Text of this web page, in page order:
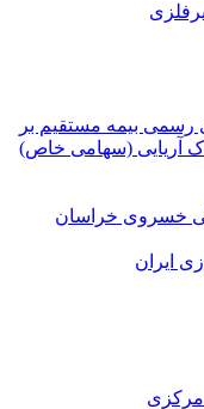
بیمه مستقیم بر
آریایی (سهامی خاص)
خسروی خراسان
ایران
مرکزی